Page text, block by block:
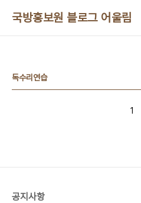
국방홍보원 블로그 어울림
독수리연습
1
공지사항